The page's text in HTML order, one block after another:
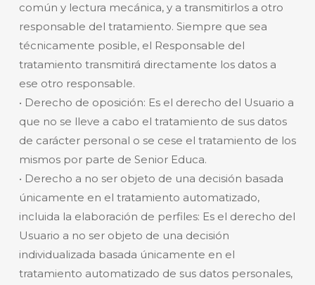
común y lectura mecánica, y a transmitirlos a otro
responsable del tratamiento. Siempre que sea
técnicamente posible, el Responsable del
tratamiento transmitirá directamente los datos a
ese otro responsable.
• Derecho de oposición: Es el derecho del Usuario a
que no se lleve a cabo el tratamiento de sus datos
de carácter personal o se cese el tratamiento de los
mismos por parte de Senior Educa.
• Derecho a no ser objeto de una decisión basada
únicamente en el tratamiento automatizado,
incluida la elaboración de perfiles: Es el derecho del
Usuario a no ser objeto de una decisión
individualizada basada únicamente en el
tratamiento automatizado de sus datos personales,